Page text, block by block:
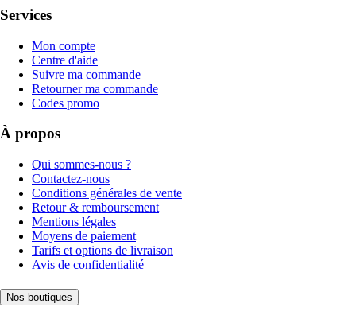
Services
Mon compte
Centre d'aide
Suivre ma commande
Retourner ma commande
Codes promo
À propos
Qui sommes-nous ?
Contactez-nous
Conditions générales de vente
Retour & remboursement
Mentions légales
Moyens de paiement
Tarifs et options de livraison
Avis de confidentialité
Nos boutiques